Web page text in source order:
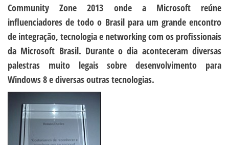
Community Zone 2013 onde a Microsoft reúne
influenciadores de todo o Brasil para um grande encontro
de integração, tecnologia e networking com os profissionais
da Microsoft Brasil. Durante o dia aconteceram diversas
palestras muito legais sobre desenvolvimento para
Windows 8 e diversas outras tecnologias.